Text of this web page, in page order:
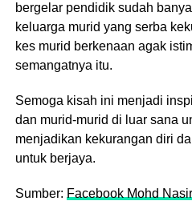
bergelar pendidik sudah
keluarga murid yang serba
kes murid berkenaan agak
semangatnya itu.
Semoga kisah ini menjadi
dan murid-murid di luar sana
menjadikan kekurangan diri
untuk berjaya.
Sumber: Facebook Mohd